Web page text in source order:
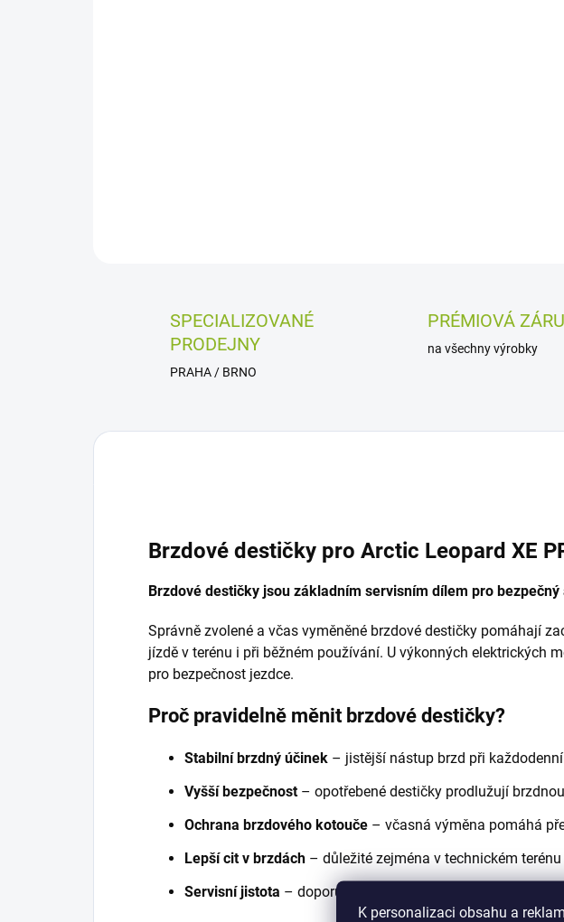
K personalizaci obsahu a
SPECIALIZOVANÉ
PRODEJNY
PRAHA / BRNO
PRÉMIOVÁ
na všechny výrobky
Brzdové destičky pro Arctic Leopard XE
Brzdové destičky jsou základním servisním dílem pro
Správně zvolené a včas vyměněné brzdové destičky pomáhají
jízdě v terénu i při běžném používání. U výkonných elektrických
pro bezpečnost jezdce.
Proč pravidelně měnit brzdové destičky?
Stabilní brzdný účinek – jistější nástup brzd při
Vyšší bezpečnost– opotřebené destičky prodlužují
Ochrana brzdového kotouče – včasná výměna pomáhá
Lepší cit v brzdách – důležité zejména v technickém
Servisní jistota – doporučený díl pro pravidelnou údržbu